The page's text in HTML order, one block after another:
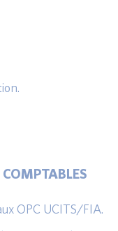
OPC UCITS/FIA.